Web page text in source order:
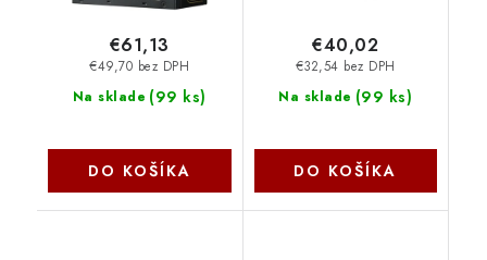
Na sklade (99 ks)
€49,70 bez DPH
€61,13
DO KOŠÍKA
Na sklade (99 ks)
€32,54 bez DPH
€40,02
DO KOŠÍKA